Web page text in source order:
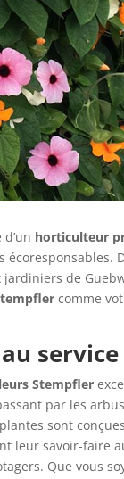
horticulteur
de
comme
Stempfler
par les
sont
leur savoir-faire
Que vous